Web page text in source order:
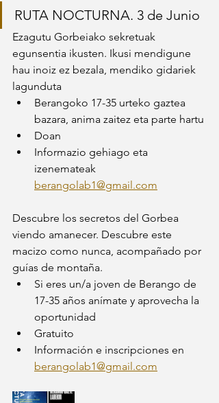
RUTA NOCTURNA. 3 de Junio
Ezagutu Gorbeiako sekretuak
egunsentia ikusten. Ikusi mendigune
hau inoiz ez bezala, mendiko gidariek
lagunduta
Berangoko 17-35 urteko gaztea
bazara, anima zaitez eta parte hartu
Doan
Informazio gehiago eta
izenemateak
berangolab1@gmail.com
Descubre los secretos del Gorbea
viendo amanecer. Descubre este
macizo como nunca, acompañado por
guías de montaña.
Si eres un/a joven de Berango de
17-35 años anímate y aprovecha la
oportunidad
Gratuito
Información e inscripciones en
berangolab1@gmail.com